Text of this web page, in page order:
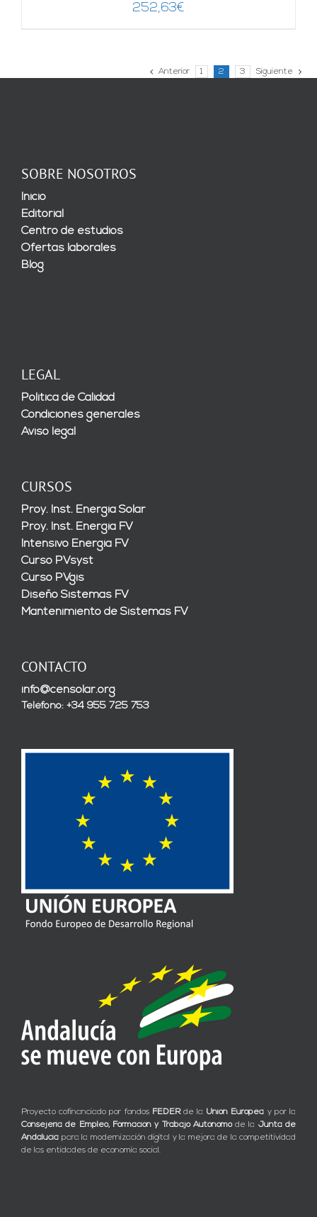
252,63€
Anterior 1 2 3 Siguiente
SOBRE NOSOTROS
Inicio
Editorial
Centro de estudios
Ofertas laborales
Blog
LEGAL
Política de Calidad
Condiciones generales
Aviso legal
CURSOS
Proy. Inst. Energía Solar
Proy. Inst. Energía FV
Intensivo Energía FV
Curso PVsyst
Curso PVgis
Diseño Sistemas FV
Mantenimiento de Sistemas FV
CONTACTO
info@censolar.org
Teléfono: +34 955 725 753
Proyecto cofinanciado por fondos FEDERde la Unión Europea y por la
Consejería de Empleo, Formación y Trabajo Autónomode la Junta de
Andalucía para la modernización digital y la mejora de la competitividad
de las entidades de economía social.